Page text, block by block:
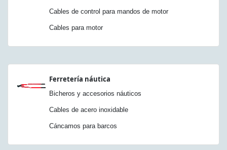
Cables de control para mandos de motor
Cables para motor
Ferretería náutica
Bicheros y accesorios náuticos
Cables de acero inoxidable
Cáncamos para barcos